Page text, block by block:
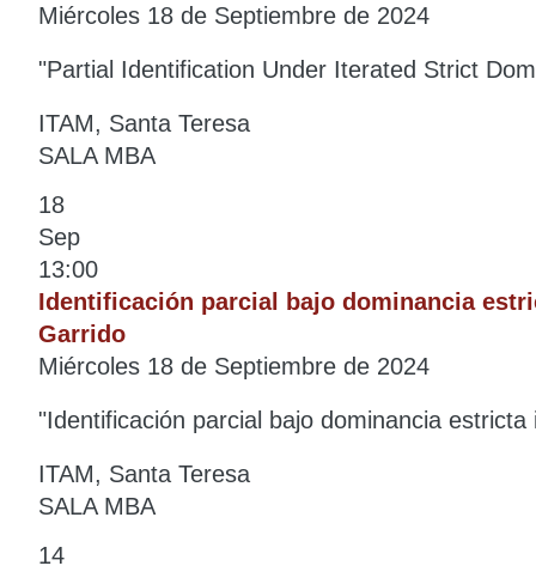
Miércoles 18 de Septiembre de 2024
"Partial Identification Under Iterated Strict
ITAM, Santa Teresa
SALA MBA
18
Sep
13:00
Identificación parcial bajo dominancia
Garrido
Miércoles 18 de Septiembre de 2024
"Identificación parcial bajo dominancia
ITAM, Santa Teresa
SALA MBA
14